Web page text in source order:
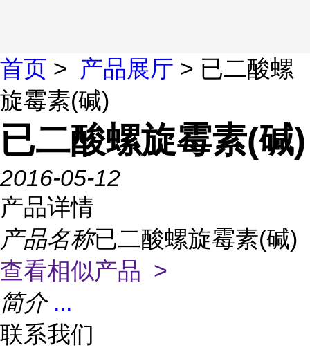
首页 > 产品展厅 > 已二酸螺
旋霉素(碱)
已二酸螺旋霉素(碱)
2016-05-12
产品详情
产品名称已二酸螺旋霉素(碱)
查看相似产品 >
简介 ...
联系我们